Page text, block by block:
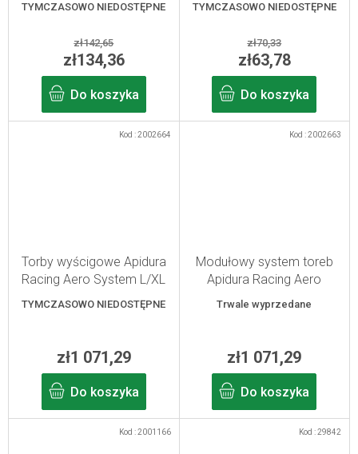
TYMCZASOWO NIEDOSTĘPNE
zł142,65
zł134,36
Do koszyka
TYMCZASOWO NIEDOSTĘPNE
zł70,33
zł63,78
Do koszyka
Torby wyścigowe Apidura
Racing Aero System L/XL
TYMCZASOWO NIEDOSTĘPNE
zł1 071,29
Do koszyka
Kod :2002664
Modułowy system toreb
Apidura Racing Aero
System S/M 2,2 l
Trwale wyprzedane
zł1 071,29
Do koszyka
Kod :2002663
Kod :2001166 Kod :29842